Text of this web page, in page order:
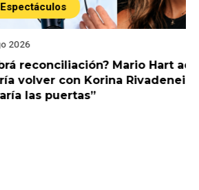
Mario Hart admite que
Korina Rivadeneira: “No le